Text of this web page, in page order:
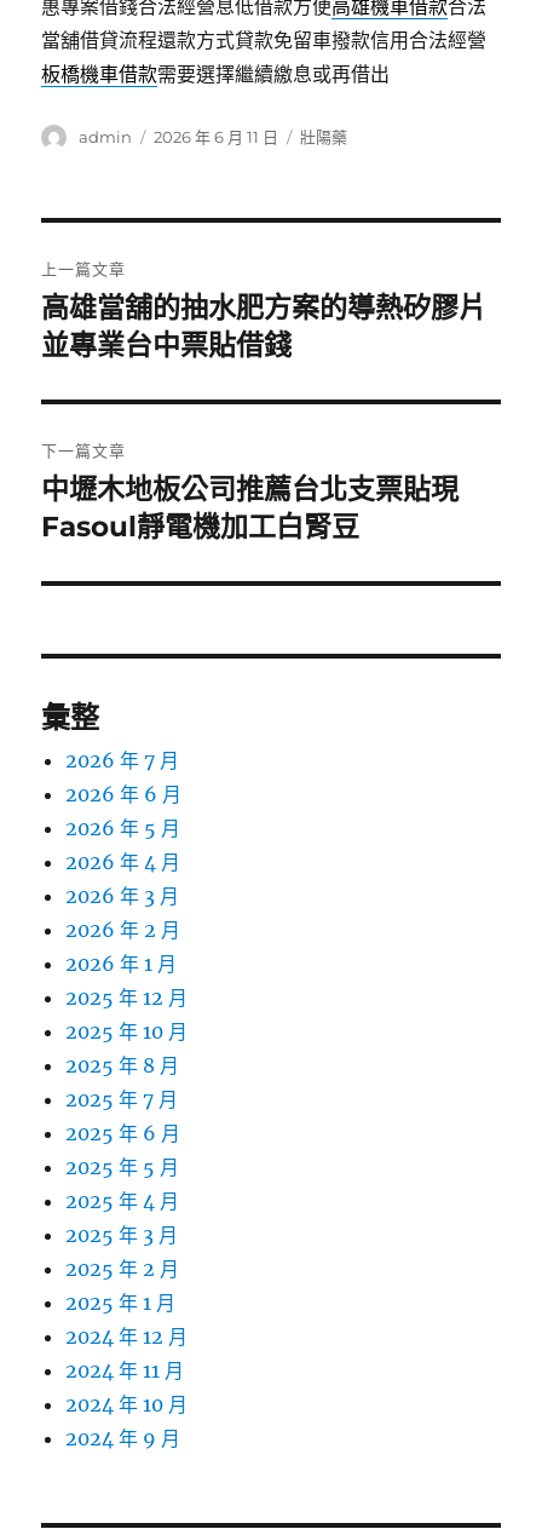
惠專案借錢合法經營息低借款方便高雄機車借款合法
當舖借貸流程還款方式貸款免留車撥款信用合法經營
板橋機車借款需要選擇繼續繳息或再借出
作
admin
發
2026 年 6 月 11 日
分
壯陽藥
章
導
覽
上一篇文章
上
一
文
章:
高雄當舖的抽水肥方案的導熱矽膠片
並專業台中票貼借錢
下一篇文章
下
一
文
中壢木地板公司推薦台北支票貼現
Fasoul靜電機加工白腎豆
彙整
2026 年 7 月
2026 年 6 月
2026 年 5 月
2026 年 4 月
2026 年 3 月
2026 年 2 月
2026 年 1 月
2025 年 12 月
2025 年 10 月
2025 年 8 月
2025 年 7 月
2025 年 6 月
2025 年 5 月
2025 年 4 月
2025 年 3 月
2025 年 2 月
2025 年 1 月
2024 年 12 月
2024 年 11 月
2024 年 10 月
2024 年 9 月